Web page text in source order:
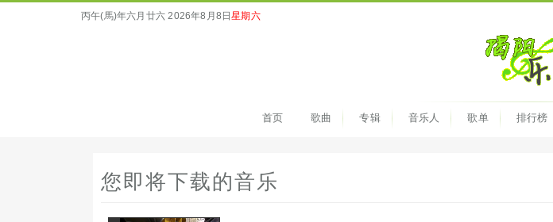
丙午(馬)年六月廿六 2026年8月8日星期六
首页 歌曲 专辑 音乐人 歌单 排行榜
您即将下载的音乐